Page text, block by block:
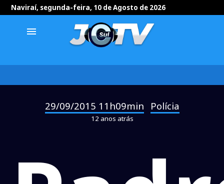
Naviraí, segunda-feira, 10 de Agosto de 2026
menu
29/09/2015 11h09min Polícia
12 anos atrás